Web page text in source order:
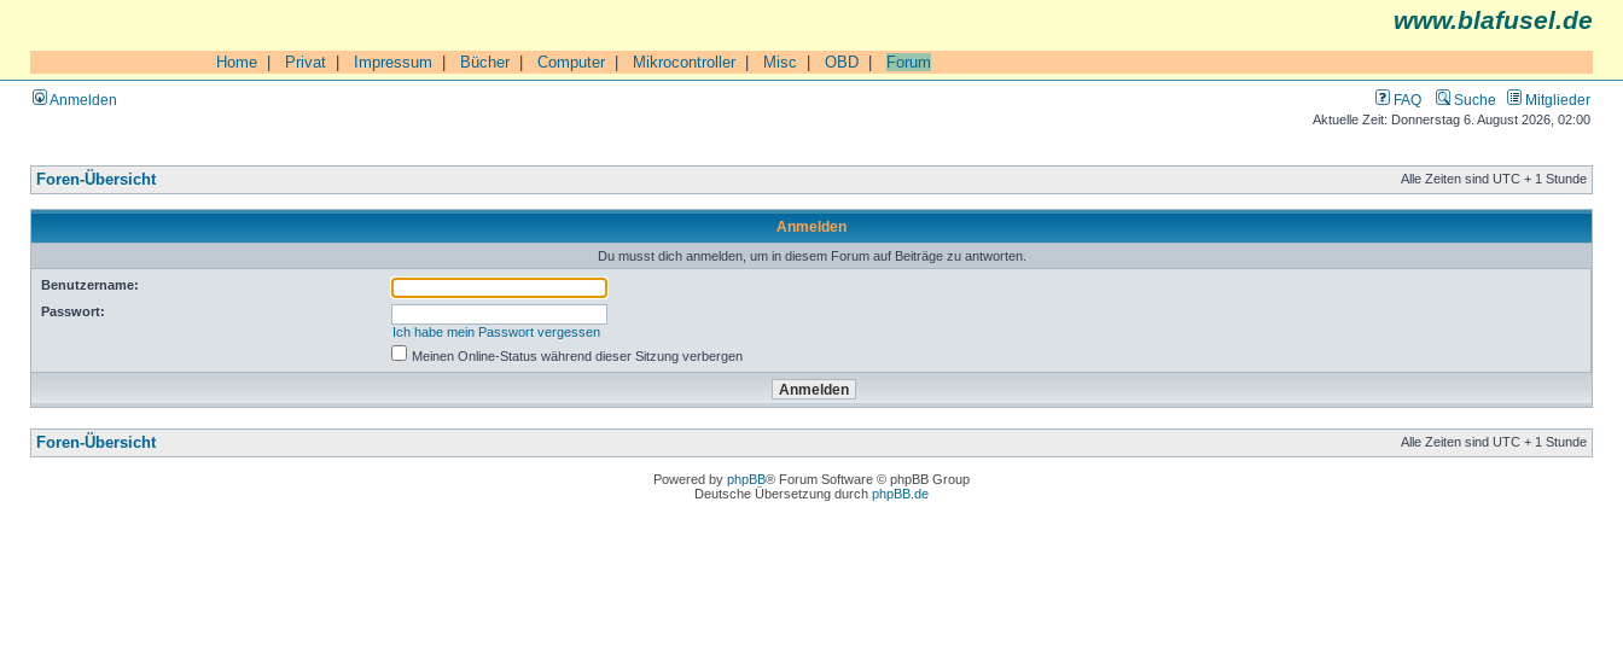
www.blafusel.de
Home Privat Impressum Bücher| Computer| Mikrocontroller| Misc OBD Forum
Anmelden FAQ Suche Mitglieder
Aktuelle Zeit: Donnerstag 6. August 2026, 02:00
Foren-Übersicht Alle Zeiten sind UTC + 1 Stunde
Anmelden
Du musst dich anmelden, um in diesem Forum auf Beiträge zu antworten.
Benutzername:
Passwort:
Ich habe mein Passwort vergessen
Meinen Online-Status während dieser Sitzung verbergen
Foren-Übersicht Alle Zeiten sind UTC + 1 Stunde
Powered by phpBB® Forum Software © phpBB Group
Deutsche Übersetzung durch phpBB.de